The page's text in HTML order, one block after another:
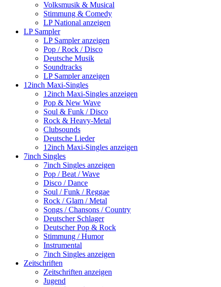
Volksmusik & Musical
Stimmung & Comedy
LP National anzeigen
LP Sampler
LP Sampler anzeigen
Pop / Rock / Disco
Deutsche Musik
Soundtracks
LP Sampler anzeigen
12inch Maxi-Singles
12inch Maxi-Singles anzeigen
Pop & New Wave
Soul & Funk / Disco
Rock & Heavy-Metal
Clubsounds
Deutsche Lieder
12inch Maxi-Singles anzeigen
7inch Singles
7inch Singles anzeigen
Pop / Beat / Wave
Disco / Dance
Soul / Funk / Reggae
Rock / Glam / Metal
Songs / Chansons / Country
Deutscher Schlager
Deutscher Pop & Rock
Stimmung / Humor
Instrumental
7inch Singles anzeigen
Zeitschriften
Zeitschriften anzeigen
Jugend